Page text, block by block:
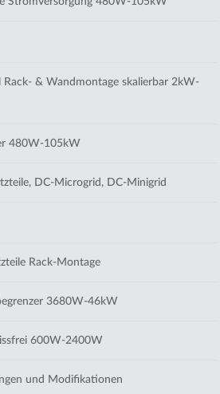
& Wandmontage skalierbar 2kW-
480W-105kW
DC-Microgrid, DC-Minigrid
Rack-Montage
3680W-46kW
600W-2400W
und Modifikationen